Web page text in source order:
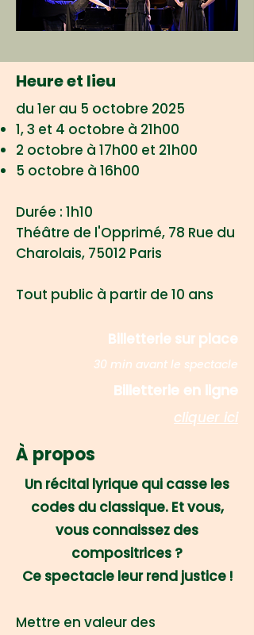
Heure et lieu
du 1er au 5 octobre 2025
1, 3 et 4 octobre à 21h00
2 octobre à 17h00 et 21h00
5 octobre à 16h00
Durée : 1h10
Théâtre de l'Opprimé, 78 Rue du
Charolais, 75012 Paris
Tout public à partir de 10 ans
Billetterie sur place
30 min avant le spectacle
Billetterie en ligne
cliquer ici
À propos
Un récital lyrique qui casse les
codes du classique. Et vous,
vous connaissez des
compositrices ?
Ce spectacle leur rend justice !
Mettre en valeur des